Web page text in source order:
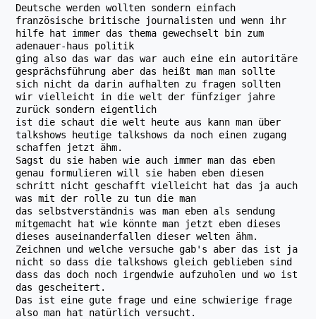
Deutsche werden wollten sondern einfach
französische britische journalisten und wenn ihr
hilfe hat immer das thema gewechselt bin zum
adenauer-haus politik
ging also das war das war auch eine ein autoritäre
gesprächsführung aber das heißt man man sollte
sich nicht da darin aufhalten zu fragen sollten
wir vielleicht in die welt der fünfziger jahre
zurück sondern eigentlich
ist die schaut die welt heute aus kann man über
talkshows heutige talkshows da noch einen zugang
schaffen jetzt ähm.
Sagst du sie haben wie auch immer man das eben
genau formulieren will sie haben eben diesen
schritt nicht geschafft vielleicht hat das ja auch
was mit der rolle zu tun die man
das selbstverständnis was man eben als sendung
mitgemacht hat wie könnte man jetzt eben dieses
dieses auseinanderfallen dieser welten ähm.
Zeichnen und welche versuche gab's aber das ist ja
nicht so dass die talkshows gleich geblieben sind
dass das doch noch irgendwie aufzuholen und wo ist
das gescheitert.
Das ist eine gute frage und eine schwierige frage
also man hat natürlich versucht.